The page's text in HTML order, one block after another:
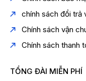
chính sách đổi trả
Chính sách vận
Chính sách thanh
TỔNG ĐÀI MIỄN PHÍ